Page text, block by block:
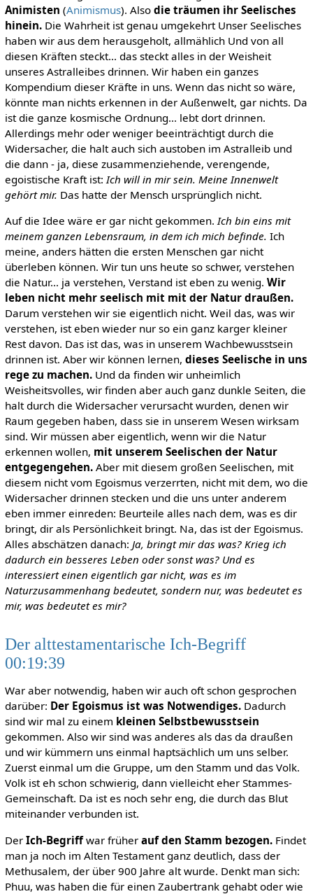
Animisten (Animismus). Also die träumen ihr Seelisches
hinein.Die Wahrheit ist genau umgekehrt Unser Seelisches
haben wir aus dem herausgeholt, allmählich Und von all
diesen Kräften steckt... das steckt alles in der Weisheit
unseres Astralleibes drinnen. Wir haben ein ganzes
Kompendium dieser Kräfte in uns. Wenn das nicht so wäre,
könnte man nichts erkennen in der Außenwelt, gar nichts. Da
ist die ganze kosmische Ordnung... lebt dort drinnen.
Allerdings mehr oder weniger beeinträchtigt durch die
Widersacher, die halt auch sich austoben im Astralleib und
die dann - ja, diese zusammenziehende, verengende,
egoistische Kraft ist: Ich will in mir sein. Meine Innenwelt
gehört mir. Das hatte der Mensch ursprünglich nicht.
Auf die Idee wäre er gar nicht gekommen. Ich bin eins mit
meinem ganzen Lebensraum, in dem ich mich befinde. Ich
meine, anders hätten die ersten Menschen gar nicht
überleben können. Wir tun uns heute so schwer, verstehen
die Natur... ja verstehen, Verstand ist eben zu wenig. Wir
leben nicht mehr seelisch mit mit der Natur draußen.
Darum verstehen wir sie eigentlich nicht. Weil das, was wir
verstehen, ist eben wieder nur so ein ganz karger kleiner
Rest davon. Das ist das, was in unserem Wachbewusstsein
drinnen ist. Aber wir können lernen, dieses Seelische in uns
rege zu machen.Und da finden wir unheimlich
Weisheitsvolles, wir finden aber auch ganz dunkle Seiten, die
halt durch die Widersacher verursacht wurden, denen wir
Raum gegeben haben, dass sie in unserem Wesen wirksam
sind. Wir müssen aber eigentlich, wenn wir die Natur
erkennen wollen, mit unserem Seelischen der Natur
entgegengehen.Aber mit diesem großen Seelischen, mit
diesem nicht vom Egoismus verzerrten, nicht mit dem, wo die
Widersacher drinnen stecken und die uns unter anderem
eben immer einreden: Beurteile alles nach dem, was es dir
bringt, dir als Persönlichkeit bringt. Na, das ist der Egoismus.
Alles abschätzen danach: Ja, bringt mir das was? Krieg ich
dadurch ein besseres Leben oder sonst was? Und es
interessiert einen eigentlich gar nicht, was es im
Naturzusammenhang bedeutet, sondern nur, was bedeutet es
mir, was bedeutet es mir?
Der alttestamentarische Ich-Begriff
00:19:39
War aber notwendig, haben wir auch oft schon gesprochen
darüber: Der Egoismus ist was Notwendiges.Dadurch
sind wir mal zu einem kleinen Selbstbewusstsein
gekommen. Also wir sind was anderes als das da draußen
und wir kümmern uns einmal haptsächlich um uns selber.
Zuerst einmal um die Gruppe, um den Stamm und das Volk.
Volk ist eh schon schwierig, dann vielleicht eher Stammes-
Gemeinschaft. Da ist es noch sehr eng, die durch das Blut
miteinander verbunden ist.
Der Ich-Begriffwar früher auf den Stamm bezogen.Findet
man ja noch im Alten Testament ganz deutlich, dass der
Methusalem, der über 900 Jahre alt wurde. Denkt man sich:
Phuu, was haben die für einen Zaubertrank gehabt oder wie